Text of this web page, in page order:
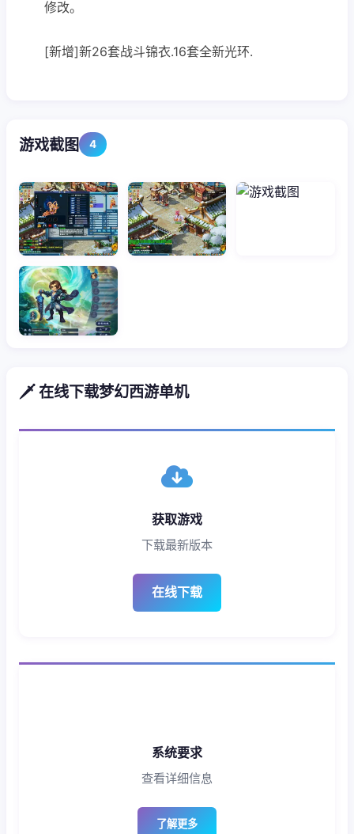
修改。
[新增]新26套战斗锦衣.16套全新光环.
游戏截图 4
🗡️ 在线下载梦幻西游单机
获取游戏
下载最新版本
在线下载
系统要求
查看详细信息
了解更多